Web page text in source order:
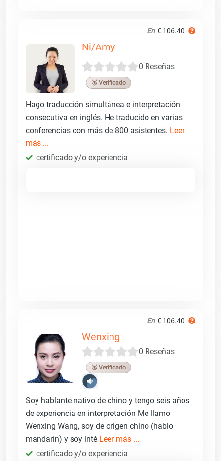
En € 106.40
Ni/Amy
0 Reseñas
🥉 Verificado
Hago traducción simultánea e interpretación
consecutiva en inglés. He traducido en varias
conferencias con más de 800 asistentes. Leer
más ...
certificado y/o experiencia
En € 106.40
Wenxing
0 Reseñas
🥉 Verificado
Soy hablante nativo de chino y tengo seis años
de experiencia en interpretación Me llamo
Wenxing Wang, soy de origen chino (hablo
mandarín) y soy inté Leer más ...
certificado y/o experiencia